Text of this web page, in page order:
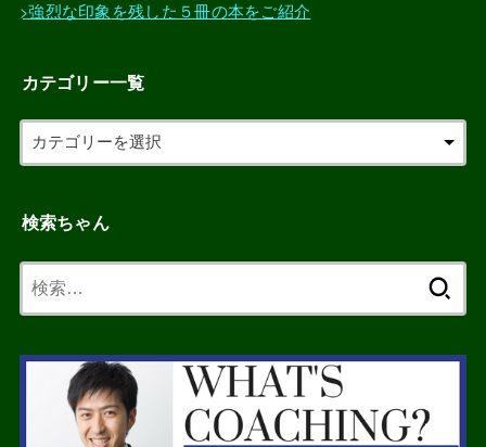
>強烈な印象を残した５冊の本をご紹介
カテゴリー一覧
検索ちゃん